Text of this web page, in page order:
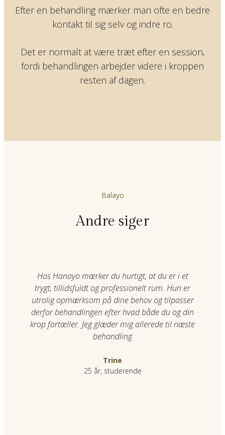
Efter en behandling mærker man ofte en bedre
kontakt til sig selv og indre ro.
Det er normalt at være træt efter en session,
fordi behandlingen arbejder videre i kroppen
resten af dagen.
Balayo
Andre siger
Hos Hanayo mærker du hurtigt, at du er i et
trygt, tillidsfuldt og professionelt rum. Hun er
utrolig opmærksom på dine behov og tilpasser
derfor behandlingen efter hvad både du og din
krop fortæller. Jeg glæder mig allerede til næste
behandling
Trine
25 år, studerende